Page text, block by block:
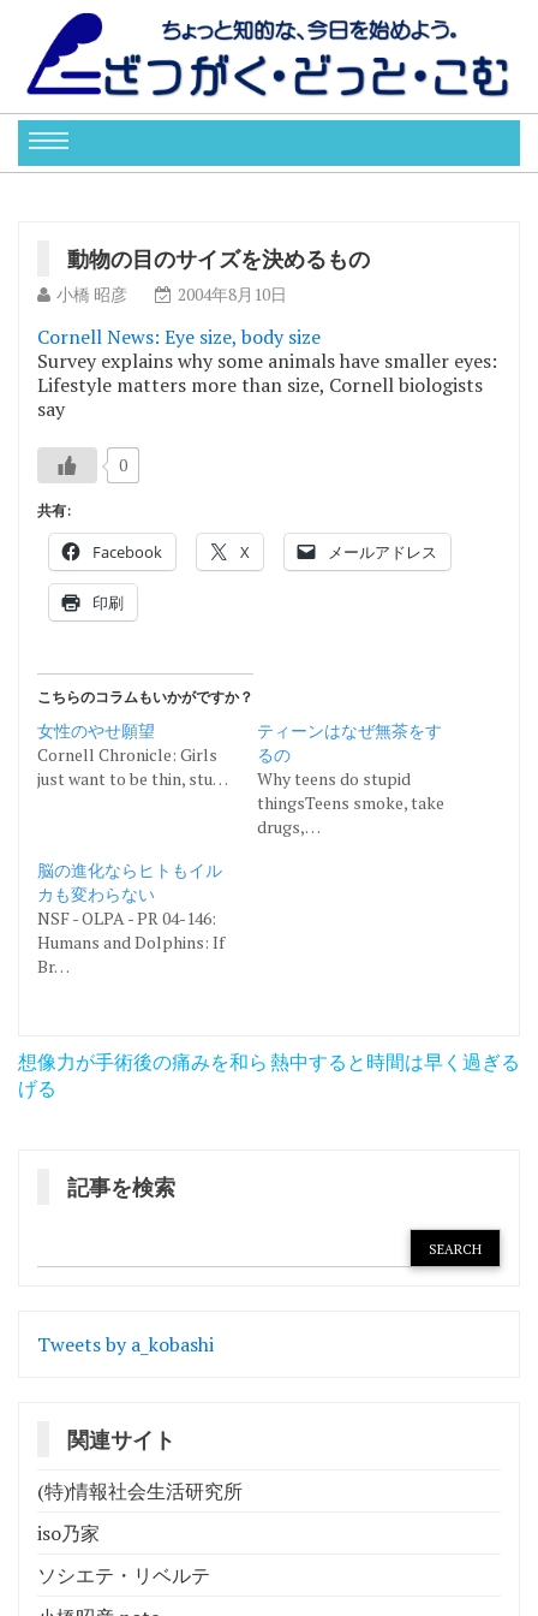
動物の目のサイズを決めるもの
小橋 昭彦 2004年8月10日
Cornell News: Eye size, body size
Survey explains why some animals have smaller eyes:
Lifestyle matters more than size, Cornell biologists
say
0
共有:
Facebook X メールアドレス
印刷
こちらのコラムもいかがですか？
女性のやせ願望
Cornell Chronicle: Girls
just want to be thin, stu…
ティーンはなぜ無茶をす
るの
Why teens do stupid
thingsTeens smoke, take
drugs,…
脳の進化ならヒトもイル
カも変わらない
NSF - OLPA - PR 04-146:
Humans and Dolphins: If
Br…
投
稿
ョ
想像力が手術後の痛みを和ら
げる
熱中すると時間は早く過ぎる
記事を検索
Tweets by a_kobashi
関連サイト
(特)情報社会生活研究所
iso乃家
ソシエテ・リベルテ